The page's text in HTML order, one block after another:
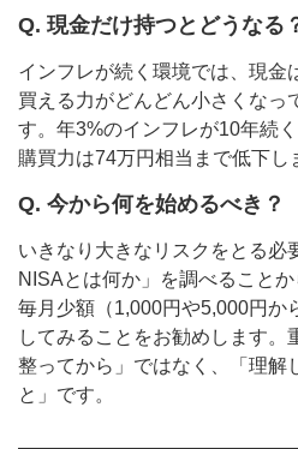
Q. 現金だけ持つとどうなる
インフレが続く環境では、現金
買える力がどんどん小さくなっ
す。年3%のインフレが10年続
購買力は74万円相当まで低下し
Q. 今から何を始めるべき？
いきなり大きなリスクをとる必
NISAとは何か」を調べることか
毎月少額（1,000円や5,000円か
してみることをお勧めします。
整ってから」ではなく、「理解
と」です。